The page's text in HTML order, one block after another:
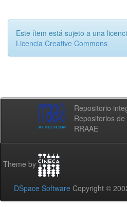
Este ítem está sujeto a una
Licencia Creative Commons
Repositorio
Repositorios
RRAAE
Theme by
DSpace Software Copyright ©